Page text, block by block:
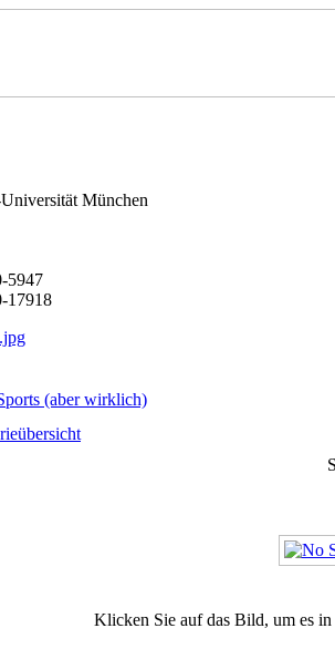
München
5947
17918
(aber wirklich)
Klicken Sie auf das Bild, um es